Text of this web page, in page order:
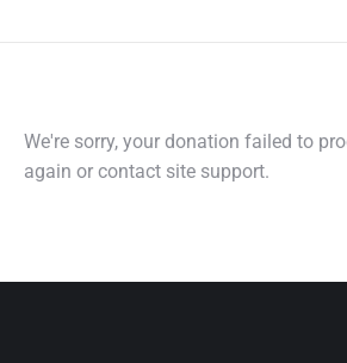
We're sorry, your donation failed to
again or contact site support.